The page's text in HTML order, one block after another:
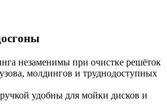
незаменимы при очистке решёток
молдингов и труднодоступных
удобны для мойки дисков и